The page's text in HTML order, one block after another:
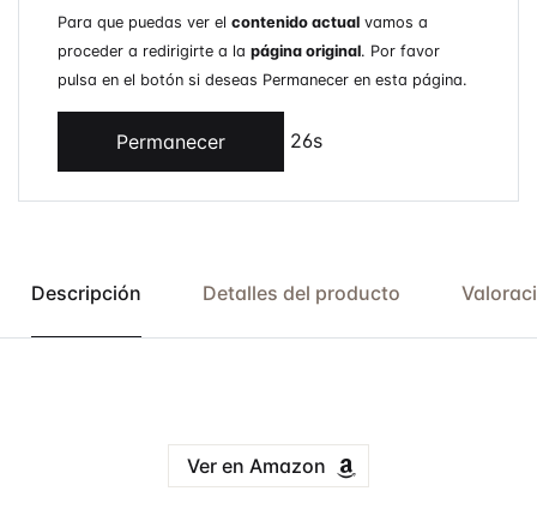
Para que puedas ver el contenido actual vamos a
proceder a redirigirte a la página original. Por favor
pulsa en el botón si deseas Permanecer en esta página.
Permanecer 26s
Descripción Detalles del producto
Ver en Amazon